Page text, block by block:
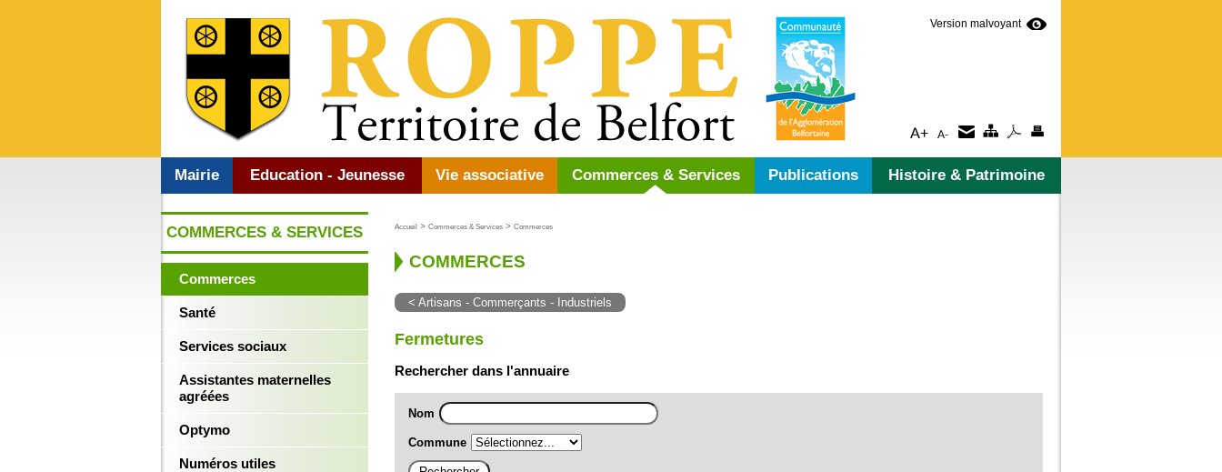
Version malvoyant
Mairie Education - Jeunesse Vie associative Commerces & Services Publications Histoire & Patrimoine
COMMERCES & SERVICES
Commerces
Santé
Services sociaux
Assistantes maternelles
agréées
Optymo
Numéros utiles
Accueil >Commerces & Services >Commerces
COMMERCES
< Artisans - Commerçants - Industriels
Fermetures
Rechercher dans l'annuaire
Nom
Commune